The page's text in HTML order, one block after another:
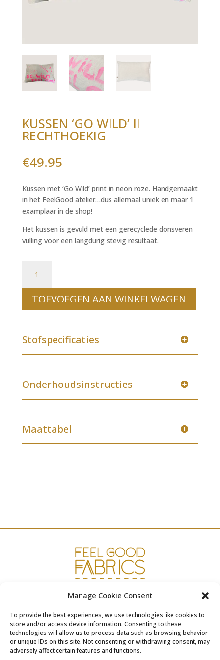
Manage Cookie Consent
To provide the best experiences, we use technologies like cookies to
store and/or access device information. Consenting to these
technologies will allow us to process data such as browsing behavior
or unique IDs on this site. Not consenting or withdrawing consent, may
adversely affect certain features and functions.
KUSSEN ‘GO WILD’ II
RECHTHOEKIG
€49.95
Kussen met ‘Go Wild’ print in neon roze. Handgemaakt
in het FeelGood atelier…dus allemaal uniek en maar 1
examplaar in de shop!
Het kussen is gevuld met een gerecyclede donsveren
vulling voor een langdurig stevig resultaat.
TOEVOEGEN AAN WINKELWAGEN
Stofspecificaties
Onderhoudsinstructies
Maattabel
www.fgfabrics.com
info@fgfabrics.com